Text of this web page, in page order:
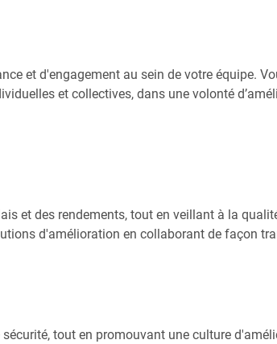
et d'engagement au sein de votre équipe.
et collectives, dans une volonté
et des rendements, tout en veillant à la
d'amélioration en collaborant de façon
tout en promouvant une culture